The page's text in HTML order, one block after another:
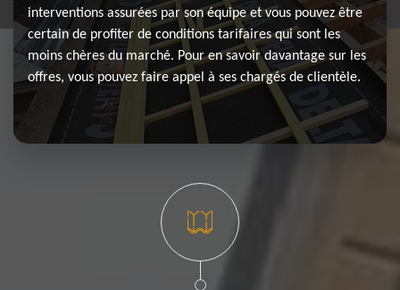
interventions assurées par son équipe et vous pouvez être
certain de profiter de conditions tarifaires qui sont les
moins chères du marché. Pour en savoir davantage sur les
offres, vous pouvez faire appel à ses chargés de clientèle.